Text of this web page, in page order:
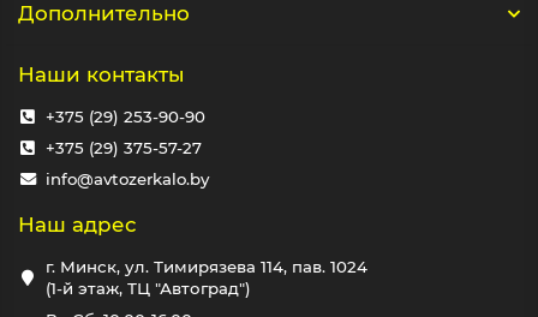
Дополнительно
Наши контакты
+375 (29) 253-90-90
+375 (29) 375-57-27
info@avtozerkalo.by
Наш адрес
г. Минск, ул. Тимирязева 114, пав. 1024
(1-й этаж, ТЦ "Автоград")